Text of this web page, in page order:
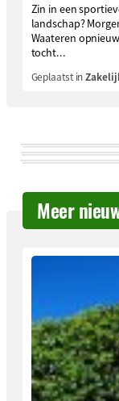
Zin in een
landschap?
Waateren
tocht...
Geplaatst in
Meer